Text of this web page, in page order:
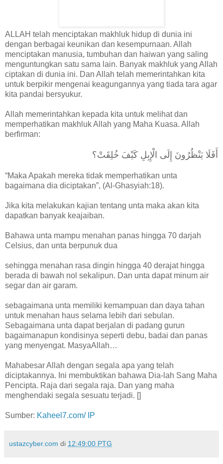
ALLAH telah menciptakan makhluk hidup di dunia ini
dengan berbagai keunikan dan kesempurnaan. Allah
menciptakan manusia, tumbuhan dan haiwan yang saling
menguntungkan satu sama lain. Banyak makhluk yang Allah
ciptakan di dunia ini. Dan Allah telah memerintahkan kita
untuk berpikir mengenai keagungannya yang tiada tara agar
kita pandai bersyukur.
Allah memerintahkan kepada kita untuk melihat dan
memperhatikan makhluk Allah yang Maha Kuasa. Allah
berfirman:
أَفَلَا يَنْظُرُونَ إِلَى الْإِبِلِ كَيْفَ خُلِقَتْ؟
“Maka Apakah mereka tidak memperhatikan unta
bagaimana dia diciptakan”, (Al-Ghasyiah:18).
Jika kita melakukan kajian tentang unta maka akan kita
dapatkan banyak keajaiban.
Bahawa unta mampu menahan panas hingga 70 darjah
Celsius, dan unta berpunuk dua
sehingga menahan rasa dingin hingga 40 derajat hingga
berada di bawah nol sekalipun. Dan unta dapat minum air
segar dan air garam.
sebagaimana unta memiliki kemampuan dan daya tahan
untuk menahan haus selama lebih dari sebulan.
Sebagaimana unta dapat berjalan di padang gurun
bagaimanapun kondisinya seperti debu, badai dan panas
yang menyengat. MasyaAllah…
Mahabesar Allah dengan segala apa yang telah
diciptakannya. Ini membuktikan bahawa Dia-lah Sang Maha
Pencipta. Raja dari segala raja. Dan yang maha
menghendaki segala sesuatu terjadi. []
Sumber: Kaheel7.com/ IP
ustazcyber.com di 12:49:00 PTG